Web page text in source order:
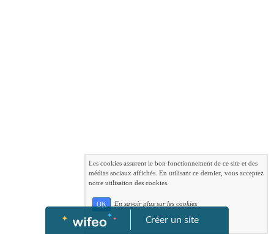
Créer un site
Les cookies assurent le bon fonctionnement de ce site et des
médias sociaux affichés. En utilisant ce dernier, vous acceptez
notre utilisation des cookies.
OK En savoir plus sur les cookies